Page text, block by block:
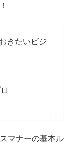
きたいビジ
マナーの基本ル